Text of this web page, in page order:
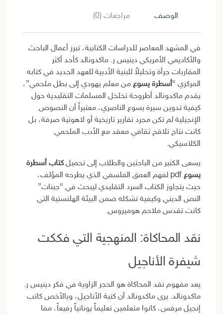
الوصف مراجعات (0)
في المشهد المعاصر للدراسات الكتابية، تبرز أعمال الباحث
والأكاديمي الأمريكي دينيس ر. ماكدونالد كأحد أكثر
المقاربات جرأة وتحليلاً للبنية الأدبية للعهد الجديد في كتابه
المركزي “أسطرة يسوع من معلم يهودي إلى بطل ملحمي”،
يقدم ماكدونالد أطروحة تخلخل المسلمات التقليدية حول
كيفية تدوين سيرة يسوع الناصري، معتبراً أن النصوص
الإنجيلية لم تكن مجرد تقارير تاريخية أو لاهوتية صرفة، بل
كانت نتاج تلاقح ثقافي معقد مع الأدب الملحمي
الكلاسيكي.
يسعى الكثير من الباحثين والطلاب إلى تحميل كتاب أسطرة
يسوع
pdf لفهم العمق الفلسفي الذي يطرحه المؤلف،
حيث يتجاوز الكتاب السرد التقليدي ليبحث في “جينات”
النص الديني وكيفية تشكله ضمن البيئة الهلنستية التي
كانت تقدس ملاحم هوميروس.
نقد المحاكاة: المنهجية التي فككت
شيفرة الأناجيل
يعد مفهوم نقد المحاكاة هو الحجر الزاوية في فكر دينيس ر.
ماكدونالد. يرى ماكدونالد أن كتبة الأناجيل، وبالأخص كاتب
إنجيل مرقس، كانوا متعلمين تعليماً يونانياً رفيعاً، مما